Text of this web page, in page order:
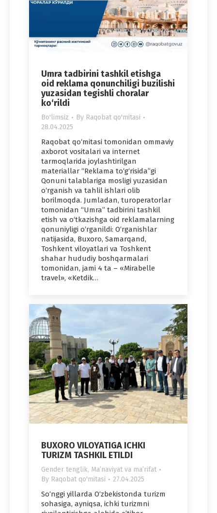
Umra tadbirini tashkil etishga
oid reklama qonunchiligi buzilishi
yuzasidan tegishli choralar
ko‘rildi
Bo'limsiz By Raqobat qo'mitasi
28.04.2025
Raqobat qo‘mitasi tomonidan ommaviy
axborot vositalari va internet
tarmoqlarida joylashtirilgan
materiallar “Reklama to‘g‘risida”gi
Qonuni talablariga mosligi yuzasidan
o‘rganish va tahlil ishlari olib
borilmoqda. Jumladan, turoperatorlar
tomonidan “Umra” tadbirini tashkil
etish va o‘tkazishga oid reklamalarning
qonuniyligi o‘rganildi: O‘rganishlar
natijasida, Buxoro, Samarqand,
Toshkent viloyatlari va Toshkent
shahar hududiy boshqarmalari
tomonidan, jami 4 ta – «Mirabelle
travel», «Ketdik…
BUXORO VILOYATIGA ICHKI
TURIZM TASHKIL ETILDI
Gender tenglik, Maʼnaviyat va maʼrifat
By Raqobat qo'mitasi 27.04.2025
So‘nggi yillarda O‘zbekistonda turizm
sohasiga, ayniqsa, ichki turizmni